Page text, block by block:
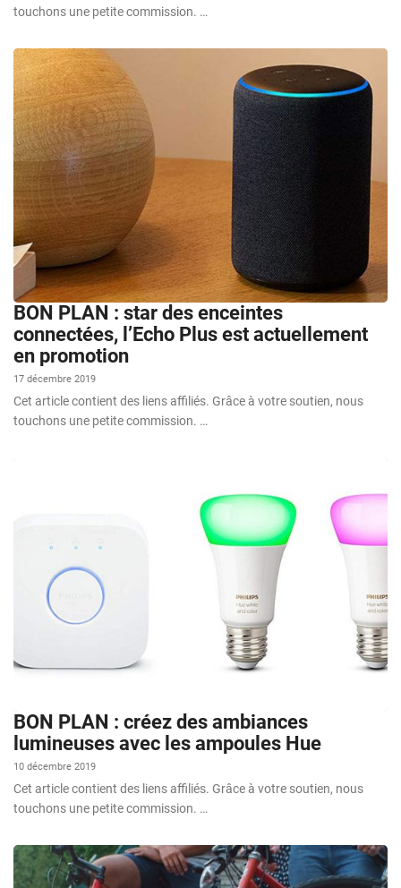
touchons une petite commission. …
BON PLAN : star des enceintes
connectées, l’Echo Plus est actuellement
en promotion
17 décembre 2019
Cet article contient des liens affiliés. Grâce à votre soutien, nous
touchons une petite commission. …
BON PLAN : créez des ambiances
lumineuses avec les ampoules Hue
10 décembre 2019
Cet article contient des liens affiliés. Grâce à votre soutien, nous
touchons une petite commission. …